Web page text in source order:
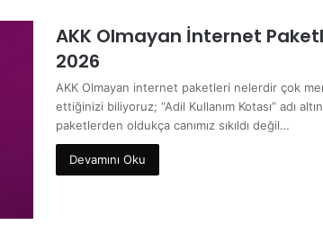
AKK Olmayan İnternet
2026
AKK Olmayan internet paketleri nelerdir çok
ettiğinizi biliyoruz; “Adil Kullanım Kotası” adı
paketlerden oldukça canımız sıkıldı değil…
Devamını Oku